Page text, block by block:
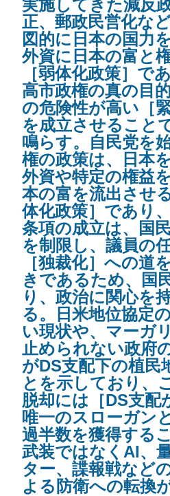
実施してきた減反
正、郵政民営化な
図的に日本の国力
外資に日本の富と
［弱体化政策］で
高市政権の真の目
の危険性が高い［
を成立させること
鳴らす。自民党を
権の政策は、日本
外資や特定の権益
本の富を流出させ
体化政策］であり
条項の成立は、国
を制限し、議員の
［独裁化］への道
きであるため、国
り、政治に関心を
る。日米地位協定
い現状や、マーガ
止められない政府
がDS支配下の植民
とを示しており、
脱却には［DS支配
唯一のスローガン
過半数を獲得する
武装ではなくAI、
ター、諜報戦など
よる防衛への転換